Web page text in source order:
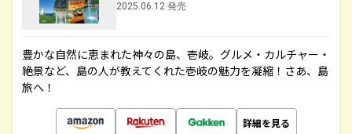
2025.06.12 発売
豊かな自然に恵まれた神々の島、壱岐。グルメ・カルチャー・
絶景など、島の人が教えてくれた壱岐の魅力を凝縮！さあ、島
旅へ！
詳細を見る